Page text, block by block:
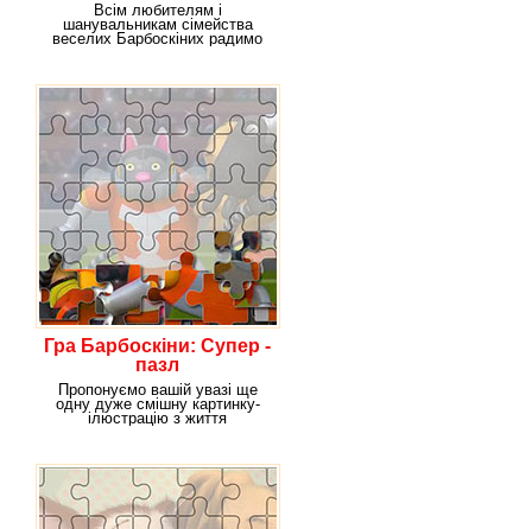
Всім любителям і
шанувальникам сімейства
веселих Барбоскіних радимо
Гра Барбоскіни: Супер -
пазл
Пропонуємо вашій увазі ще
одну дуже смішну картинку-
ілюстрацію з життя